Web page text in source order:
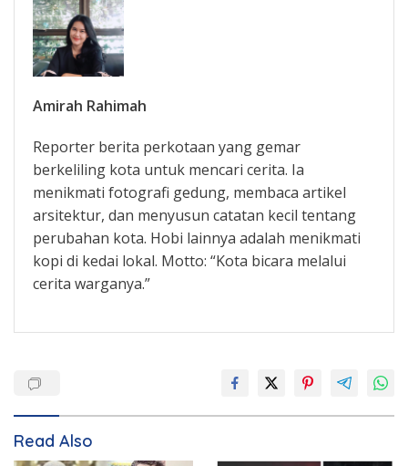
Amirah Rahimah
Reporter berita perkotaan yang gemar
berkeliling kota untuk mencari cerita. Ia
menikmati fotografi gedung, membaca artikel
arsitektur, dan menyusun catatan kecil tentang
perubahan kota. Hobi lainnya adalah menikmati
kopi di kedai lokal. Motto: “Kota bicara melalui
cerita warganya.”
Read Also